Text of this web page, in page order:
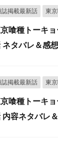
誌掲載最新話 東
喰種トーキ
ネタバレ＆感
誌掲載最新話 東
喰種トーキ
内容ネタバレ